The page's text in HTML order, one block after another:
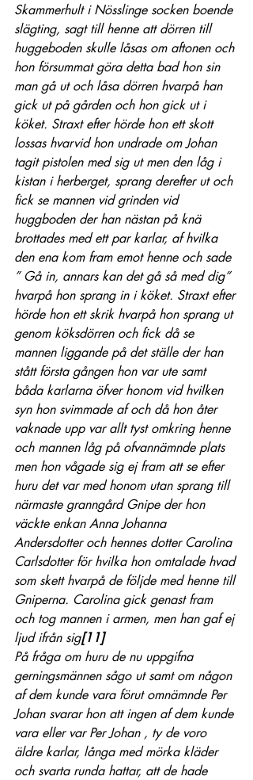
Skammerhult i Nösslinge socken boende
slägting, sagt till henne att dörren till
huggeboden skulle låsas om aftonen och
hon försummat göra detta bad hon sin
man gå ut och låsa dörren hvarpå han
gick ut på gården och hon gick ut i
köket. Straxt efter hörde hon ett skott
lossas hvarvid hon undrade om Johan
tagit pistolen med sig ut men den låg i
kistan i herberget, sprang derefter ut och
fick se mannen vid grinden vid
huggboden der han nästan på knä
brottades med ett par karlar, af hvilka
den ena kom fram emot henne och sade
” Gå in, annars kan det gå så med dig”
hvarpå hon sprang in i köket. Straxt efter
hörde hon ett skrik hvarpå hon sprang ut
genom köksdörren och fick då se
mannen liggande på det ställe der han
stått första gången hon var ute samt
båda karlarna öfver honom vid hvilken
syn hon svimmade af och då hon åter
vaknade upp var allt tyst omkring henne
och mannen låg på ofvannämnde plats
men hon vågade sig ej fram att se efter
huru det var med honom utan sprang till
närmaste granngård Gnipe der hon
väckte enkan Anna Johanna
Andersdotter och hennes dotter Carolina
Carlsdotter för hvilka hon omtalade hvad
som skett hvarpå de följde med henne till
Gniperna. Carolina gick genast fram
och tog mannen i armen, men han gaf ej
ljud ifrån sig[11]
På fråga om huru de nu uppgifna
gerningsmännen sågo ut samt om någon
af dem kunde vara förut omnämnde Per
Johan svarar hon att ingen af dem kunde
vara eller var Per Johan , ty de voro
äldre karlar, långa med mörka kläder
och svarta runda hattar, att de hade